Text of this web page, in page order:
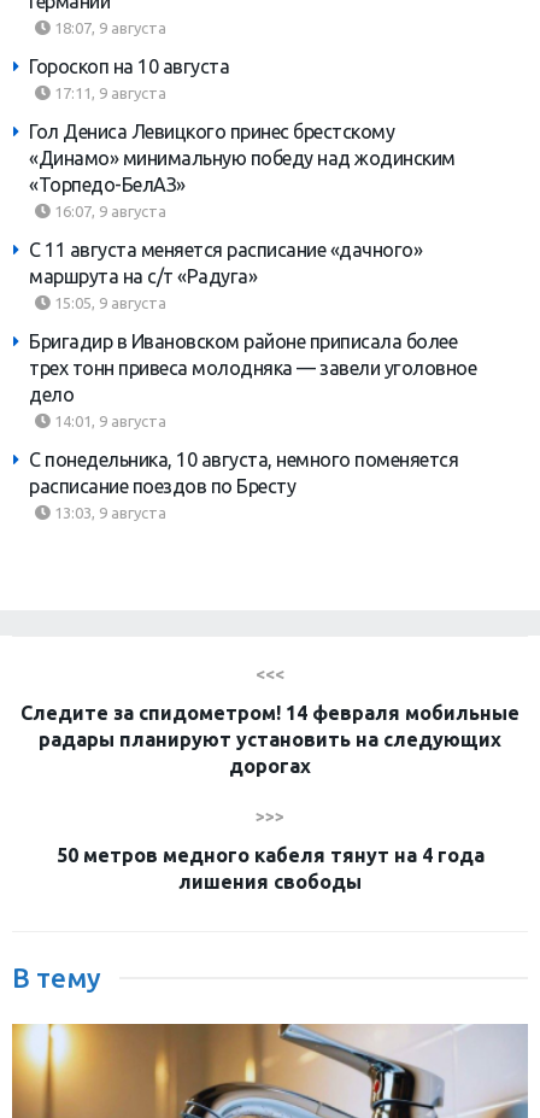
18:07, 9 августа
Гороскоп на 10 августа
17:11, 9 августа
Гол Дениса Левицкого принес брестскому
«Динамо» минимальную победу над жодинским
«Торпедо-БелАЗ»
16:07, 9 августа
С 11 августа меняется расписание «дачного»
маршрута на с/т «Радуга»
15:05, 9 августа
Бригадир в Ивановском районе приписала более
трех тонн привеса молодняка — завели уголовное
дело
14:01, 9 августа
С понедельника, 10 августа, немного поменяется
расписание поездов по Бресту
13:03, 9 августа
<<<
Следите за спидометром! 14 февраля мобильные
радары планируют установить на следующих
дорогах
>>>
50 метров медного кабеля тянут на 4 года
лишения свободы
В тему